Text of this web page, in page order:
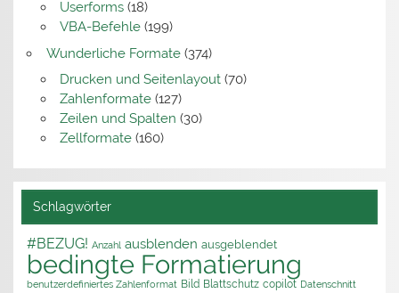
Userforms(18)
VBA-Befehle(199)
Wunderliche Formate(374)
Drucken und Seitenlayout(70)
Zahlenformate(127)
Zeilen und Spalten (30)
Zellformate(160)
Schlagwörter
#BEZUG! Anzahl ausblenden ausgeblendet
bedingte Formatierung
benutzerdefiniertes Zahlenformat Bild Blattschutz copilot Datenschnitt